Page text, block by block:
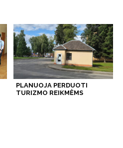
PLANUOJA PERDUOTI
TURIZMO REIKMĖMS